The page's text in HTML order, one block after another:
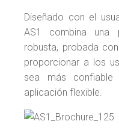
Diseñado con el
AS1 combina una
robusta, probada
proporcionar a los
sea más confiable
aplicación flexible.